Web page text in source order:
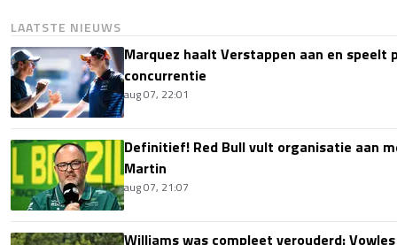
LAATSTE NIEUWS
Marquez haalt Verstappen aan en speelt
concurrentie
aug 07, 22:01
Definitief! Red Bull vult organisatie aan
Martin
aug 07, 21:07
Williams was compleet verouderd: